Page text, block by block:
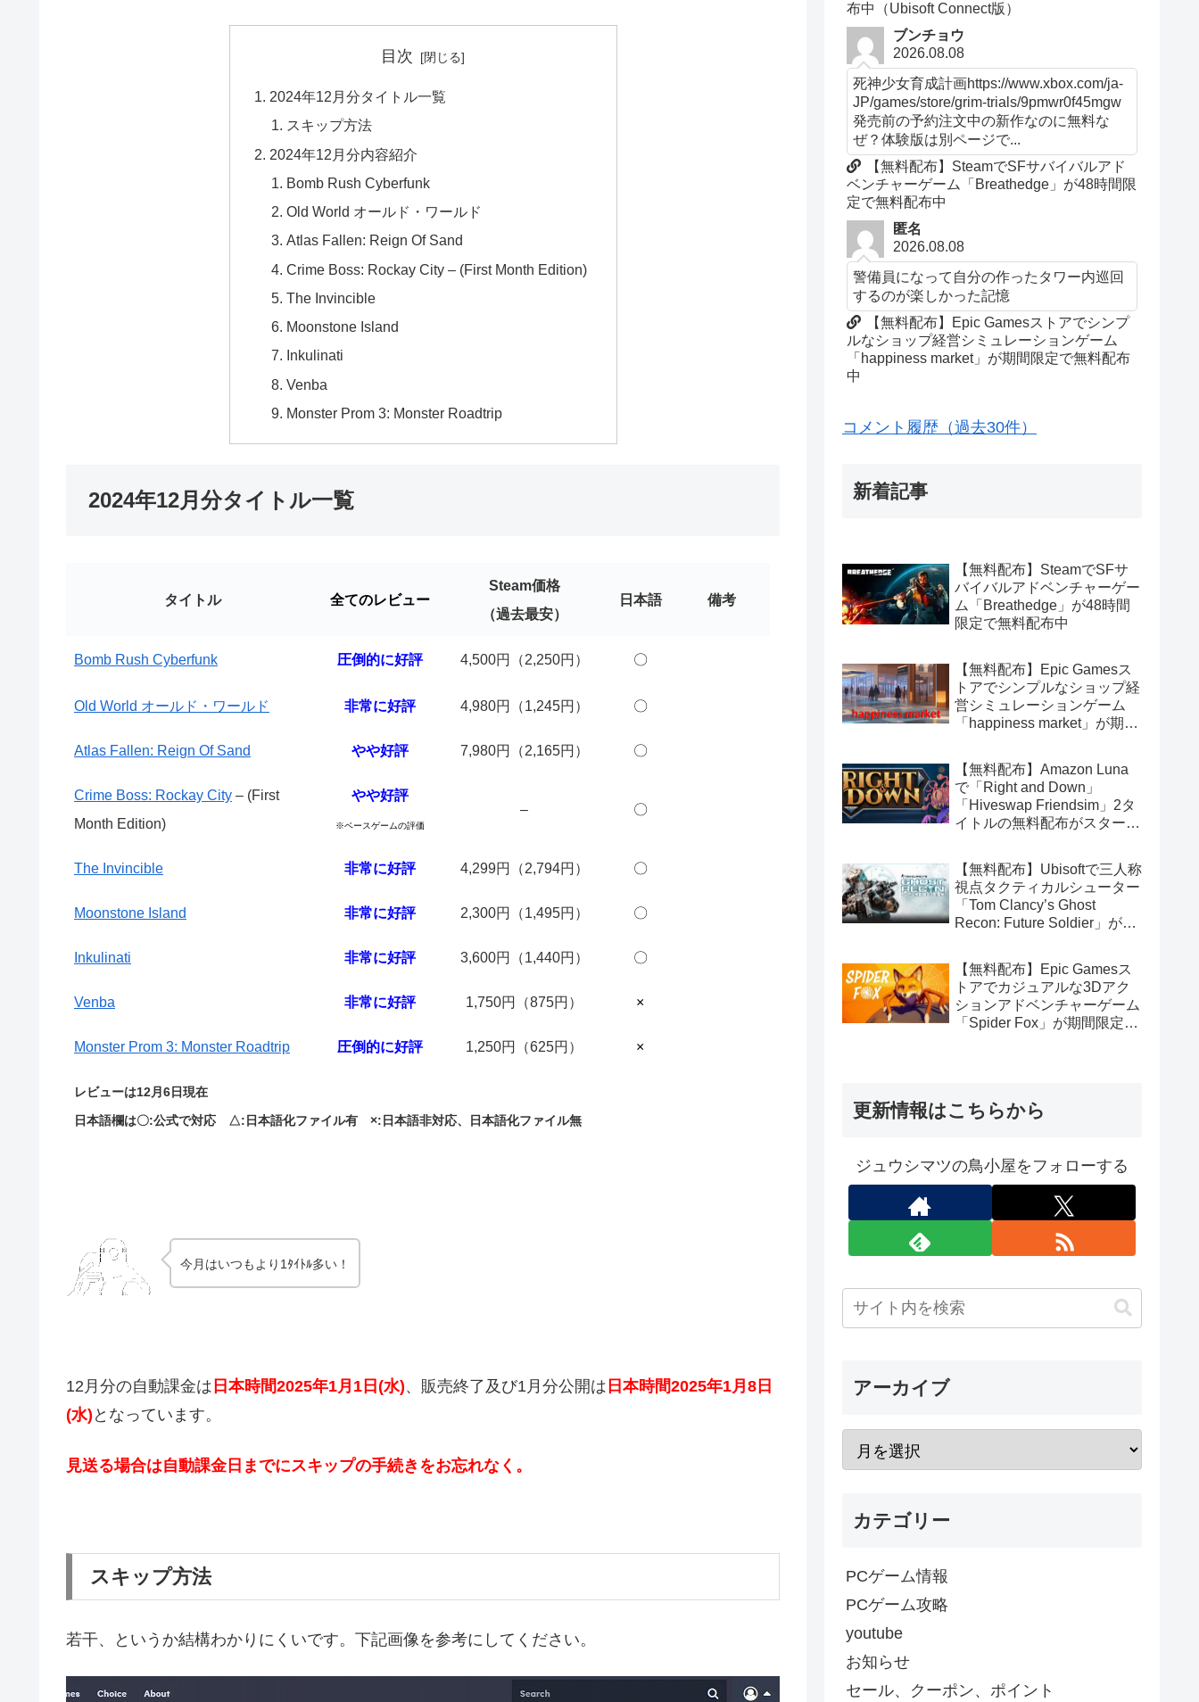
目次
2024年12月分タイトル一覧
スキップ方法
2024年12月分内容紹介
Bomb Rush Cyberfunk
Old World オールド・ワールド
Atlas Fallen: Reign Of Sand
Crime Boss: Rockay City – (First Month Edition)
The Invincible
Moonstone Island
Inkulinati
Venba
Monster Prom 3: Monster Roadtrip
2024年12月分タイトル一覧
タイトル 全てのレビュー
Steam価格
（過去最安）
日本語 備考
Bomb Rush Cyberfunk 圧倒的に好評 4,500円（2,250円） 〇
Old World オールド・ワールド 非常に好評 4,980円（1,245円） 〇
Atlas Fallen: Reign Of Sand やや好評 7,980円（2,165円） 〇
Crime Boss: Rockay City – (First
Month Edition)
やや好評
※ベースゲームの評価
– 〇
The Invincible 非常に好評 4,299円（2,794円） 〇
Moonstone Island 非常に好評 2,300円（1,495円） 〇
Inkulinati 非常に好評 3,600円（1,440円） 〇
Venba 非常に好評 1,750円（875円） ×
Monster Prom 3: Monster Roadtrip 圧倒的に好評 1,250円（625円） ×
レビューは12月6日現在
日本語欄は〇:公式で対応 △:日本語化ファイル有 ×:日本語非対応、日本語化ファイル無
今月はいつもより1ﾀｲﾄﾙ多い！
12月分の自動課金は 日本時間2025年1月1日(水)、販売終了及び1月分公開は 日本時間2025年1月8日
(水) となっています。
見送る場合は自動課金日までにスキップの手続きをお忘れなく。
スキップ方法
若干、というか結構わかりにくいです。下記画像を参考にしてください。
布中（Ubisoft Connect版）
ブンチョウ
2026.08.08
死神少女育成計画https://www.xbox.com/ja-
JP/games/store/grim-trials/9pmwr0f45mgw
発売前の予約注文中の新作なのに無料な
ぜ？体験版は別ページで...
【無料配布】SteamでSFサバイバルアド
ベンチャーゲーム「Breathedge」が48時間限
定で無料配布中
匿名
2026.08.08
警備員になって自分の作ったタワー内巡回
するのが楽しかった記憶
【無料配布】Epic Gamesストアでシンプ
ルなショップ経営シミュレーションゲーム
「happiness market」が期間限定で無料配布
中
コメント履歴（過去30件）
新着記事
【無料配布】SteamでSFサ
バイバルアドベンチャーゲー
ム「Breathedge」が48時間
限定で無料配布中
【無料配布】Epic Gamesス
トアでシンプルなショップ経
営シミュレーションゲーム
「happiness market」が期間
【無料配布】Amazon Luna
で「Right and Down」
「Hiveswap Friendsim」2タ
イトルの無料配布がスタート
【無料配布】Ubisoftで三人称
視点タクティカルシューター
「Tom Clancy’s Ghost
Recon: Future Soldier」が期
Connect版）
【無料配布】Epic Gamesス
トアでカジュアルな3Dアク
ションアドベンチャーゲーム
「Spider Fox」が期間限定で
更新情報はこちらから
ジュウシマツの鳥小屋をフォローする
アーカイブ
カテゴリー
PCゲーム情報
PCゲーム攻略
youtube
お知らせ
セール、クーポン、ポイント